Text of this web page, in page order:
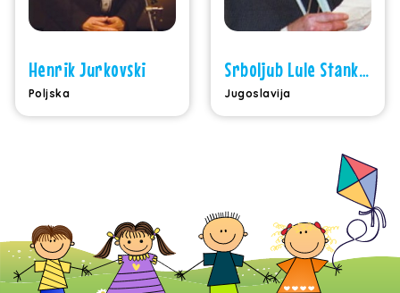
Henrik Jurkovski
Poljska
Srboljub Lule Stanković
Jugoslavija